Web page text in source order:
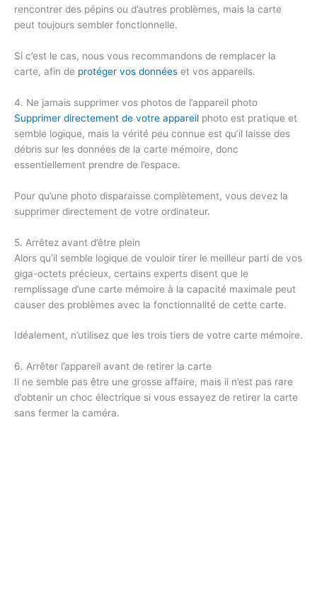
rencontrer des pépins ou d’autres problèmes, mais la carte
peut toujours sembler fonctionnelle.
Si c’est le cas, nous vous recommandons de remplacer la
carte, afin de protéger vos données et vos appareils.
4. Ne jamais supprimer vos photos de l’appareil photo
Supprimer directement de votre appareil photo est pratique et
semble logique, mais la vérité peu connue est qu’il laisse des
débris sur les données de la carte mémoire, donc
essentiellement prendre de l’espace.
Pour qu’une photo disparaisse complètement, vous devez la
supprimer directement de votre ordinateur.
5. Arrêtez avant d’être plein
Alors qu’il semble logique de vouloir tirer le meilleur parti de vos
giga-octets précieux, certains experts disent que le
remplissage d’une carte mémoire à la capacité maximale peut
causer des problèmes avec la fonctionnalité de cette carte.
Idéalement, n’utilisez que les trois tiers de votre carte mémoire.
6. Arrêter l’appareil avant de retirer la carte
Il ne semble pas être une grosse affaire, mais il n’est pas rare
d’obtenir un choc électrique si vous essayez de retirer la carte
sans fermer la caméra.